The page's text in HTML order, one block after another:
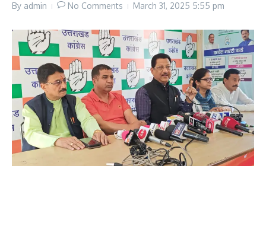
By admin No Comments March 31, 2025 5:55 pm